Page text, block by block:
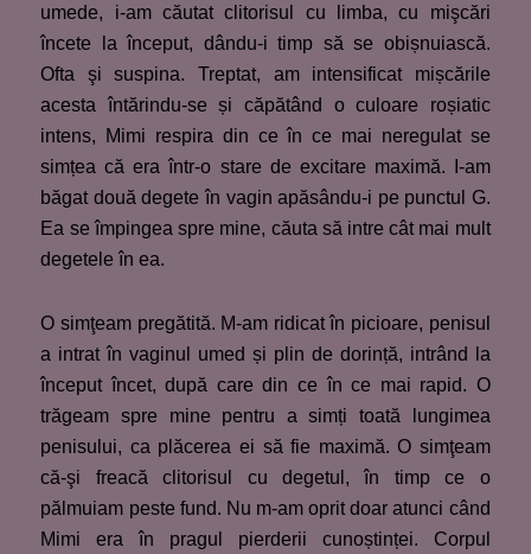
umede, i-am căutat clitorisul cu limba, cu mişcări
încete la început, dându-i timp să se obișnuiască.
Ofta şi suspina. Treptat, am intensificat mișcările
acesta întărindu-se și căpătând o culoare roșiatic
intens, Mimi respira din ce în ce mai neregulat se
simțea că era într-o stare de excitare maximă. I-am
băgat două degete în vagin apăsându-i pe punctul G.
Ea se împingea spre mine, căuta să intre cât mai mult
degetele în ea.
O simţeam pregătită. M-am ridicat în picioare, penisul
a intrat în vaginul umed și plin de dorință, intrând la
început încet, după care din ce în ce mai rapid. O
trăgeam spre mine pentru a simți toată lungimea
penisului, ca plăcerea ei să fie maximă. O simţeam
că-şi freacă clitorisul cu degetul, în timp ce o
pălmuiam peste fund. Nu m-am oprit doar atunci când
Mimi era în pragul pierderii cunoștinței. Corpul